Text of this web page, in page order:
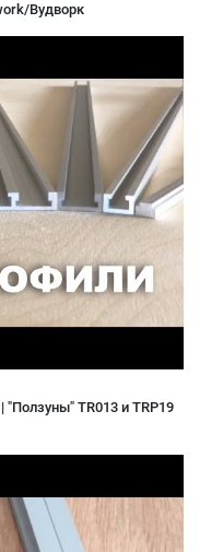
Вудворк
"Ползуны" TR013 и TRP19